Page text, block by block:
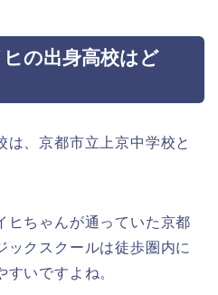
の出身高校はど
は、京都市立上京中学校と
ヒちゃんが通っていた京都
ックスクールは徒歩圏内に
いですよね。